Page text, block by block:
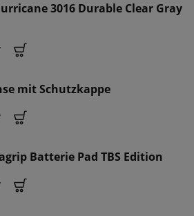
3016 Durable Clear Gray
mit Schutzkappe
Batterie Pad TBS Edition